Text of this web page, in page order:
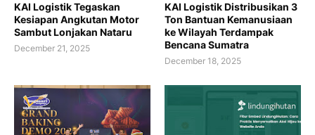
KAI Logistik Tegaskan
Kesiapan Angkutan Motor
Sambut Lonjakan Nataru
December 21, 2025
KAI Logistik Distribusikan 3
Ton Bantuan Kemanusiaan
ke Wilayah Terdampak
Bencana Sumatra
December 18, 2025